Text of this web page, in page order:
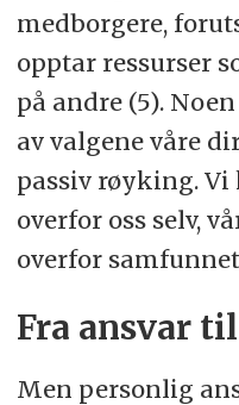
medborgere,
opptar ressurser
på andre (5).
av valgene våre
passiv røyking.
overfor oss selv,
overfor
Fra ansvar
Men personlig